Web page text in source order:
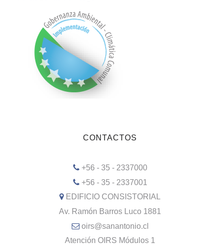
CONTACTOS
+56 - 35 - 2337000
+56 - 35 - 2337001
EDIFICIO CONSISTORIAL
Av. Ramón Barros Luco 1881
oirs@sanantonio.cl
Atención OIRS Módulos 1